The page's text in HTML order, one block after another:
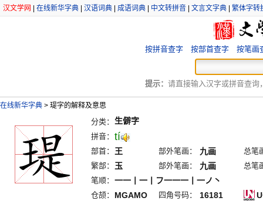
汉文学网 在线新华字典 汉语词典 成语词典 中文转拼音 文言文字典 繁体字转
按拼音查字 按部首查字 按笔画
提示： 请直接输入汉字或拼音查询
在线新华字典 > 瑅字的解释及意思
分类： 生僻字
拼音： tí
部首： 王 部外笔画： 九画
总笔
繁部：
玉 部外笔画： 九画
总笔
笔顺： 一一丨一丨フ一一一丨一ノ丶
仓颉： MGAMO 四角号码： 16181